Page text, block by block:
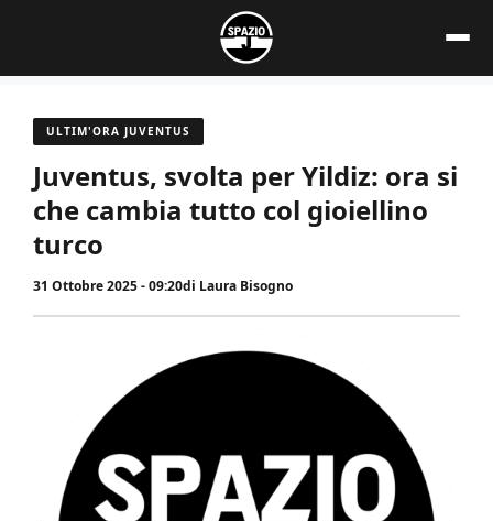
contenuto
ULTIM'ORA JUVENTUS
Juventus, svolta per Yildiz: ora si
che cambia tutto col gioiellino
turco
31 Ottobre 2025 - 09:20di Laura Bisogno